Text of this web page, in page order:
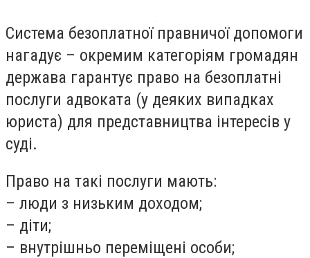
Система безоплатної правничої допомоги
нагадує – окремим категоріям громадян
держава гарантує право на безоплатні
послуги адвоката (у деяких випадках
юриста) для представництва інтересів у
суді.
Право на такі послуги мають:
– люди з низьким доходом;
– діти;
– внутрішньо переміщені особи;